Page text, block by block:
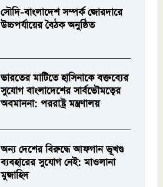
সৌদি-বাংলাদেশ সম্পর্ক জোরদারে
উচ্চপর্যায়ের বৈঠক অনুষ্ঠিত
ভারতের মাটিতে হাসিনাকে বক্তব্যের
সুযোগ বাংলাদেশের সার্বভৌমত্বের
অবমাননা: পররাষ্ট্র মন্ত্রণালয়
অন্য দেশের বিরুদ্ধে আফগান ভূখণ্ড
ব্যবহারের সুযোগ নেই: মাওলানা
মুজাহিদ